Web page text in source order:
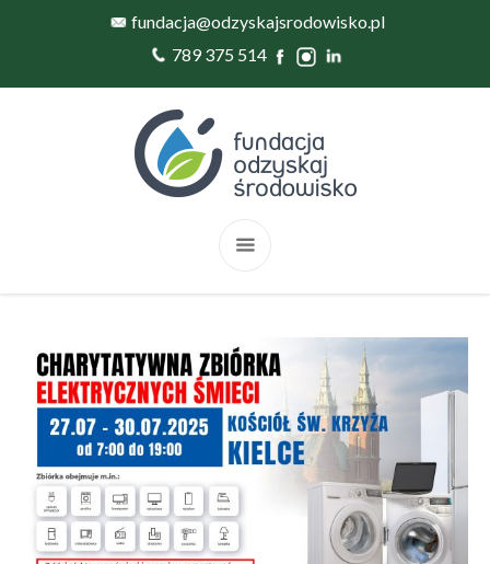
fundacja@odzyskajsrodowisko.pl
789 375 514